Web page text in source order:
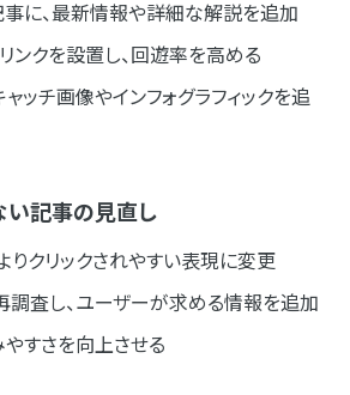
事に、最新情報や詳細な解説を追加
ンクを設置し、回遊率を高める
ッチ画像やインフォグラフィックを追
記事の見直し
りクリックされやすい表現に変更
調査し、ユーザーが求める情報を追加
やすさを向上させる